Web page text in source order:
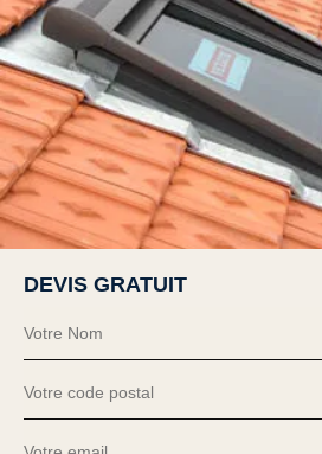
DEVIS GRATUIT